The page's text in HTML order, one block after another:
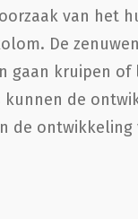
van het
De
gaan kruipen
de
de ontwikkeling